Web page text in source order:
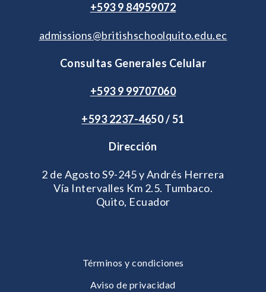
+593 9 84959072
admissions@britishschoolquito.edu.ec
Consultas Generales Celular
+593 9 99707060
+593 2237-4650 / 51
Dirección
2 de Agosto S9-245 y Andrés Herrera
Vía Intervalles Km 2.5. Tumbaco.
Quito, Ecuador
Términos y condiciones
Aviso de privacidad